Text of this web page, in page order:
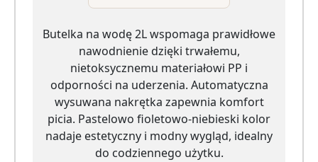
Butelka na wodę 2L wspomaga prawidłowe
nawodnienie dzięki trwałemu,
nietoksycznemu materiałowi PP i
odporności na uderzenia. Automatyczna
wysuwana nakrętka zapewnia komfort
picia. Pastelowo fioletowo-niebieski kolor
nadaje estetyczny i modny wygląd, idealny
do codziennego użytku.